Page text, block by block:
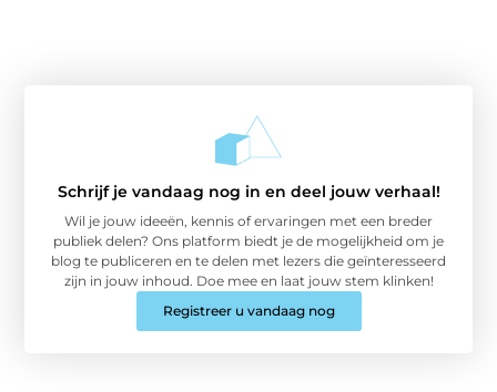
Schrijf je vandaag nog in en deel jouw verhaal!
Wil je jouw ideeën, kennis of ervaringen met een breder
publiek delen? Ons platform biedt je de mogelijkheid om je
blog te publiceren en te delen met lezers die geïnteresseerd
zijn in jouw inhoud. Doe mee en laat jouw stem klinken!
Registreer u vandaag nog